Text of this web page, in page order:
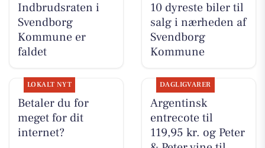
Indbrudsraten i
Svendborg
Kommune er
faldet
10 dyreste biler til
salg i nærheden af
Svendborg
Kommune
LOKALT NYT
Betaler du for
meget for dit
internet?
DAGLIGVARER
Argentinsk
entrecote til
119,95 kr. og Peter